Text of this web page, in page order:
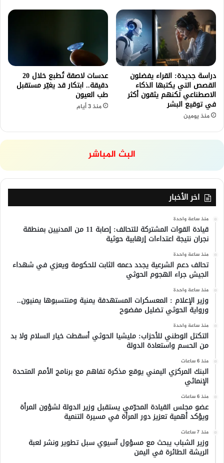
دراسة جديدة: القراء يفضلون
القصص التي يكتبها الذكاء
الاصطناعي لكنهم يثقون أكثر
في توقيع البشر
منذ يومين
عدسات لاصقة تُطبع خلال 20
دقيقة.. ابتكار قد يغيّر مستقبل
طب العيون
منذ 3 أيام
البث المباشر
اخر الأخبار
منذ ساعة واحدة
قيادة القوات المشتركة للتحالف: إصابة 11 من المدنيين بمنطقة
نجران نتيجة اعتداءات إرهابية حوثية
منذ ساعة واحدة
تحالف دعم الشرعية يجدد دعمه الثابت للحكومة ويعزي في شهداء
الجيش جراء الهجوم الحوثي
منذ ساعة واحدة
وزير الإعلام : المعسكرات المستهدفة يمنية ومنتسبوها يمنيون..
ورواية الحوثي تضليل مفضوح
منذ ساعة واحدة
التكتل الوطني للأحزاب: مليشيا الحوثي أسقطت خيار السلام ولا بد
من الحسم واستعادة الدولة
منذ 6 ساعات
البنك المركزي اليمني يوقع مذكرة تفاهم مع برنامج الأمم المتحدة
الإنمائي
منذ 6 ساعات
عضو مجلس القيادة المحرّمي يستقبل وزير الدولة لشؤون المرأة
ويؤكد أهمية تعزيز دور المرأة في مسيرة التنمية
منذ 7 ساعات
وزير الشباب يبحث مع مسؤول آسيوي سبل تطوير ونشر لعبة
الريشة الطائرة في اليمن